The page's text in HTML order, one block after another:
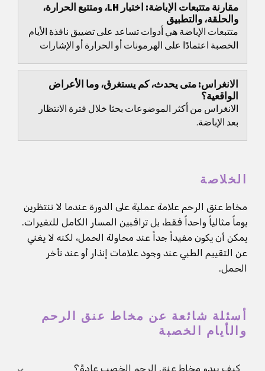
مقارنة متتبعات الإباضة: اختبار LH، ومتتبع الحرارة،
والحلقة، والتطبيق
متتبعات الإباضة هي أدوات تساعد على تضييق نافذة الأيام
الخصبة اعتمادًا على الهرمونات أو الحرارة أو الإشارات
الانغراس: متى يحدث، كم يستغرق، وما الأعراض
الواقعية؟
الانغراس من أكثر الموضوعات بحثا خلال فترة الانتظار
بعد الإباضة.
الخلاصة
مخاط عنق الرحم علامة عملية على الدورة عندما لا تنتظرين
يوماً مثالياً واحداً فقط، بل تراقبين المسار الكامل للتغيرات.
يمكن أن يكون مفيداً جداً عند محاولة الحمل، لكنه لا يغني
عن التقييم الطبي عند وجود علامات إنذار أو عند تأخر
الحمل.
أسئلة شائعة عن مخاط عنق الرحم
والأيام الخصبة
كيف يبدو مخاط عنق الرحم الخصِب عادةً؟